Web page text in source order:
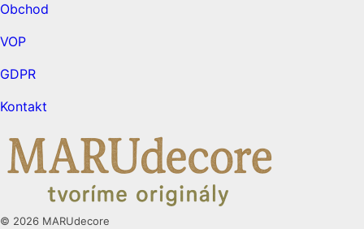
Obchod
VOP
GDPR
Kontakt
© 2026 MARUdecore